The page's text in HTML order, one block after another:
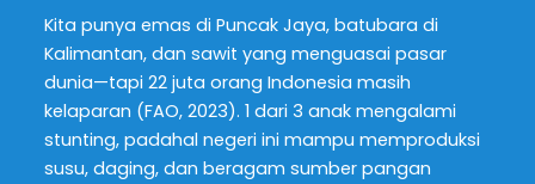
Kita punya emas di Puncak Jaya, batubara di
Kalimantan, dan sawit yang menguasai pasar
dunia—tapi 22 juta orang Indonesia masih
kelaparan (FAO, 2023). 1 dari 3 anak mengalami
stunting, padahal negeri ini mampu memproduksi
susu, daging, dan beragam sumber pangan